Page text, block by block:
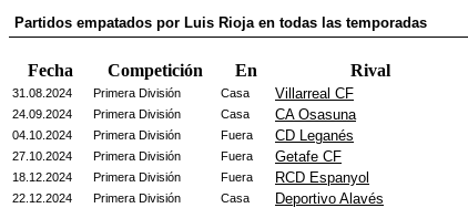
Partidos empatados por Luis Rioja en todas las temporadas
Fecha Competición En Rival
31.08.2024 Primera División Casa Villarreal CF
24.09.2024 Primera División Casa CA Osasuna
04.10.2024 Primera División Fuera CD Leganés
27.10.2024 Primera División Fuera Getafe CF
18.12.2024 Primera División Fuera RCD Espanyol
22.12.2024 Primera División Casa Deportivo Alavés